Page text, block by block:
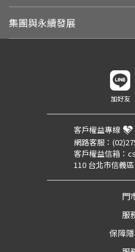
集團與永續發展
加好友
客戶權益專線
網路客服：
客戶權益信箱：
110 台北市信義
門
服
保障